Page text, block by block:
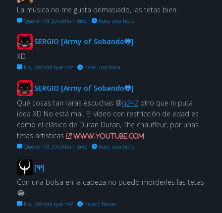
La música no me gusta demasiado, las tetas bien.
Quake FM: Jonathan Bree· hace una hora
SERGIO [Army of Sobando🐸]
XD
No. ¿Verdad que no?· hace una hora
SERGIO [Army of Sobando🐸]
Qué cosas tan raras escuchas @q242 otro que ni puta
idea XD No está mal. El vídeo con restricción de edad es
como el clásico de Duran Duran, The chauffeur, por unas
tetas artísticas
www.youtube.com
Quake FM: Jonathan Bree· hace una hora
[Ψ]
Con una bolsa en la cabeza no puedo morderles las tetas
😂
No. ¿Verdad que no?· hace 2 horas